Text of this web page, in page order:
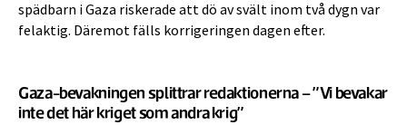
spädbarn i Gaza riskerade att dö av svält inom två dygn var
felaktig. Däremot fälls korrigeringen dagen efter.
Gaza-bevakningen splittrar redaktionerna – ”Vi bevakar
inte det här kriget som andra krig”